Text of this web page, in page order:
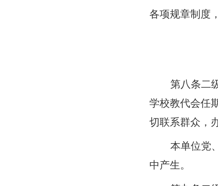
各项规章制度
第八条二
学校教代会任
切联系群众，
本单位党
中产生。